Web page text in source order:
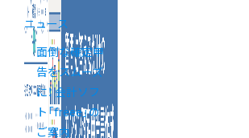
ニュース
面倒な確定申
告をスムーズ
に！ 会計ソフ
ト「freee」の
ご案内